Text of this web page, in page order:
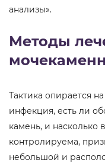
анализы».
Методы
Тактика опирается
инфекция, есть ли
камень, и
контролируема,
небольшой и